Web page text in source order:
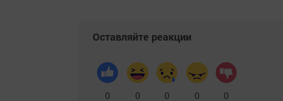
Оставляйте реакции
0 0 0 0 0